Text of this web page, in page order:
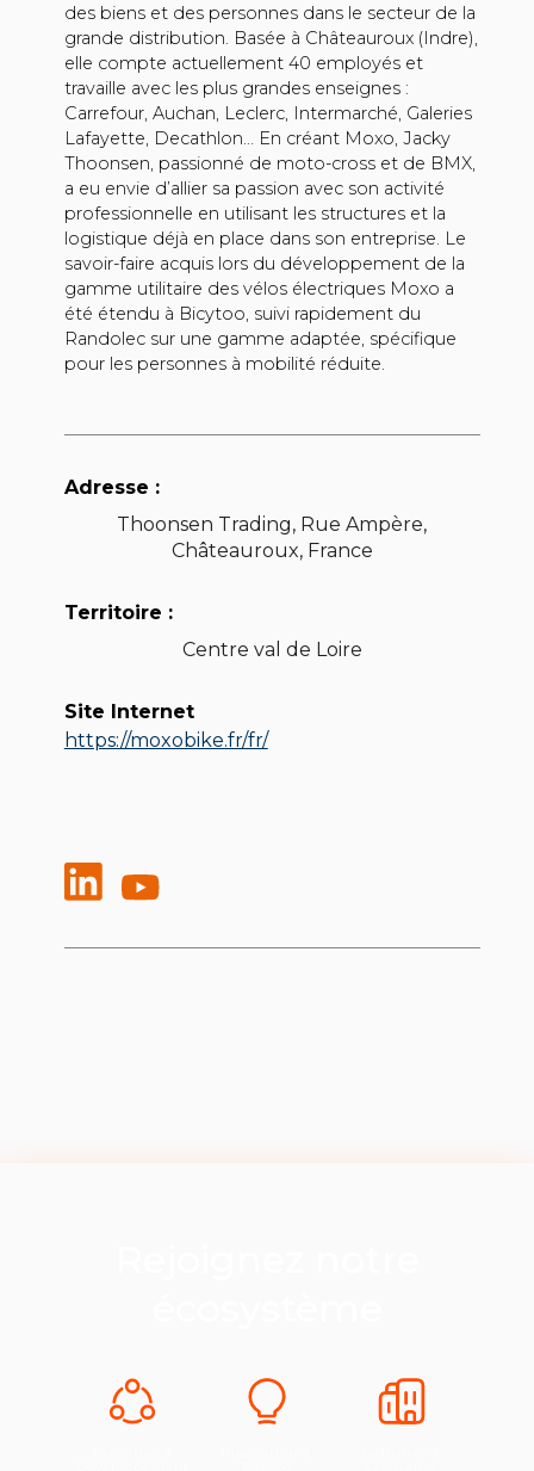
des biens et des personnes dans le secteur de la
grande distribution. Basée à Châteauroux (Indre),
elle compte actuellement 40 employés et
travaille avec les plus grandes enseignes :
Carrefour, Auchan, Leclerc, Intermarché, Galeries
Lafayette, Decathlon... En créant Moxo, Jacky
Thoonsen, passionné de moto-cross et de BMX,
a eu envie d’allier sa passion avec son activité
professionnelle en utilisant les structures et la
logistique déjà en place dans son entreprise. Le
savoir-faire acquis lors du développement de la
gamme utilitaire des vélos électriques Moxo a
été étendu à Bicytoo, suivi rapidement du
Randolec sur une gamme adaptée, spécifique
pour les personnes à mobilité réduite.
Adresse :
Thoonsen Trading, Rue Ampère,
Châteauroux, France
Territoire :
Centre val de Loire
Site Internet
https://moxobike.fr/fr/